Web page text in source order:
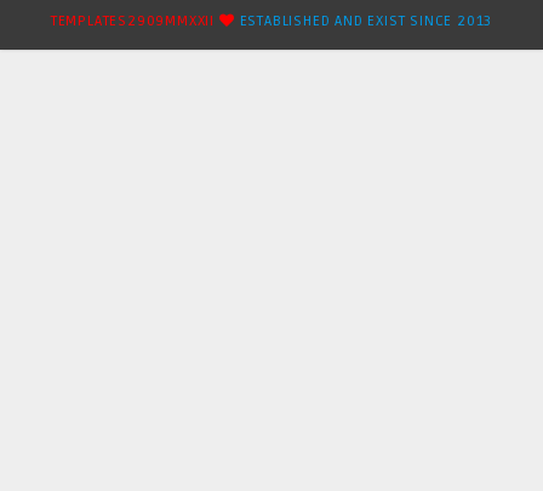
TEMPLATES2909MMXXII
ESTABLISHED AND EXIST SINCE 2013